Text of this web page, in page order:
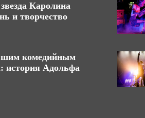
Каролина
и творчество
комедийным
история Адольфа